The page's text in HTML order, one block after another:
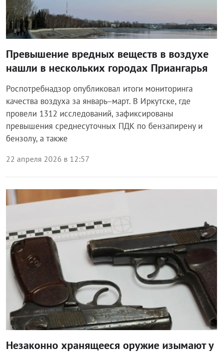
Превышение вредных веществ в воздухе
нашли в нескольких городах Приангарья
Роспотребнадзор опубликовал итоги мониторинга
качества воздуха за январь–март. В Иркутске, где
провели 1312 исследований, зафиксированы
превышения среднесуточных ПДК по бензапирену и
бензолу, а также
22 апреля 2026 в 12:57
Общество
Незаконно хранящееся оружие изымают у